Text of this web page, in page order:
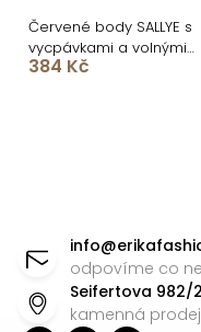
Červené body SALLYE s
vycpávkami a volnými
zády
384 Kč
info@
odpovíme co
Seifertova 982/
kamenná